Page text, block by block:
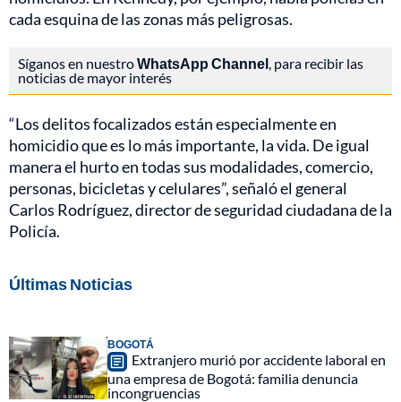
cada esquina de las zonas más peligrosas.
Síganos en nuestroWhatsApp Channel , para recibir las
noticias de mayor interés
“Los delitos focalizados están especialmente en
homicidio que es lo más importante, la vida. De igual
manera el hurto en todas sus modalidades, comercio,
personas, bicicletas y celulares”, señaló el general
Carlos Rodríguez, director de seguridad ciudadana de la
Policía.
Últimas Noticias
BOGOTÁ
Extranjero murió por accidente laboral en
una empresa de Bogotá: familia denuncia
incongruencias